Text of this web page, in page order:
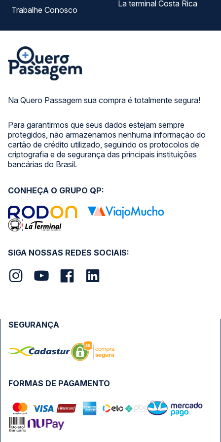
Na Quero Passagem sua compra é totalmente segura!
Para garantirmos que seus dados estejam sempre
protegidos, não armazenamos nenhuma informação do
cartão de crédito utilizado, seguindo os protocolos de
criptografia e de segurança das principais instituições
bancárias do Brasil.
Trabalhe Conosco
La terminal Costa Rica
SIGA NOSSAS REDES SOCIAIS:
CONHEÇA O GRUPO QP:
FORMAS DE PAGAMENTO
SEGURANÇA